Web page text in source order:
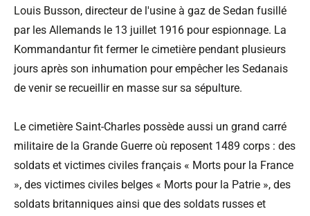
Louis Busson, directeur de l'usine à gaz de Sedan fusillé
par les Allemands le 13 juillet 1916 pour espionnage. La
Kommandantur fit fermer le cimetière pendant plusieurs
jours après son inhumation pour empêcher les Sedanais
de venir se recueillir en masse sur sa sépulture.
Le cimetière Saint-Charles possède aussi un grand carré
militaire de la Grande Guerre où reposent 1489 corps : des
soldats et victimes civiles français « Morts pour la France
», des victimes civiles belges « Morts pour la Patrie », des
soldats britanniques ainsi que des soldats russes et